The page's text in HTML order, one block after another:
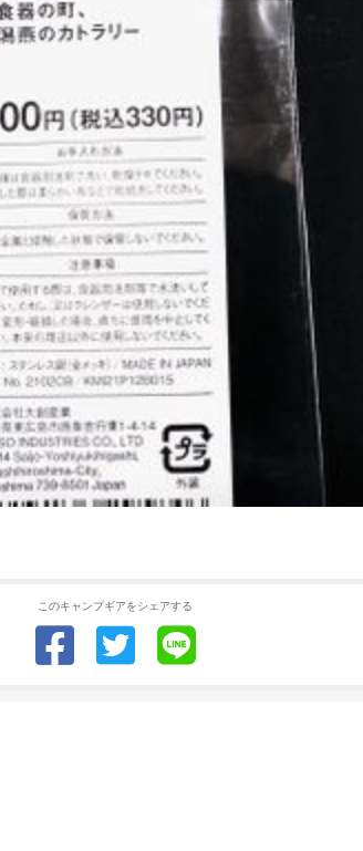
このキャンプギアをシェアする